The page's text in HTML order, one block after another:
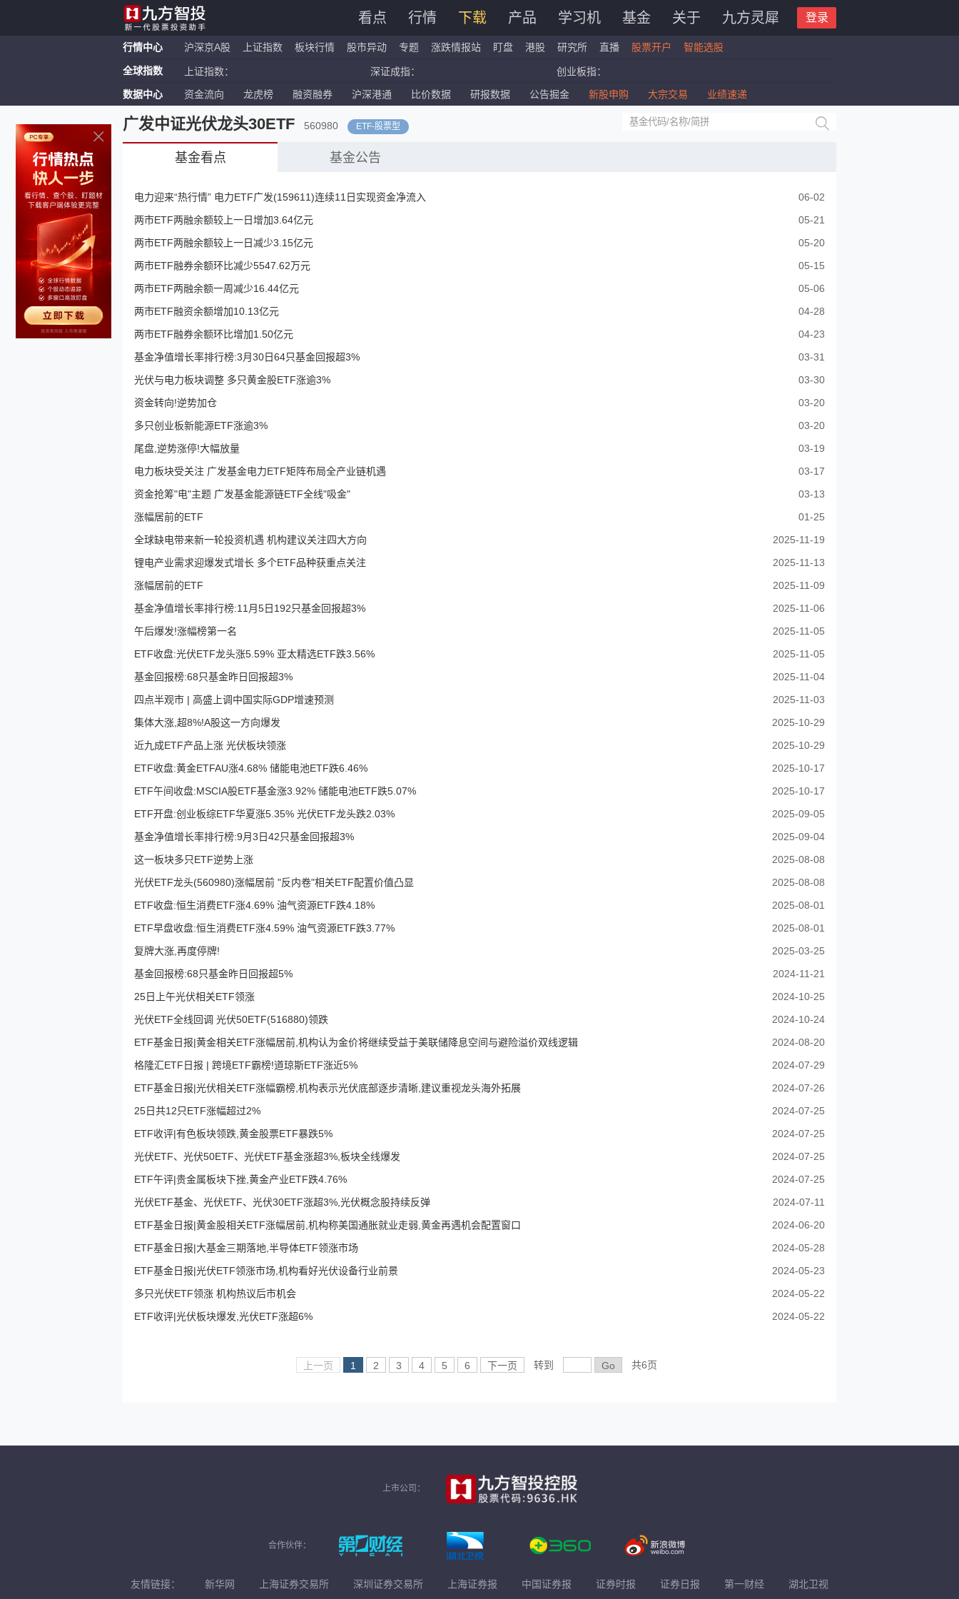
看点 行情 下载 产品 学习机 基金 关于 九方灵犀 登录
行情中心 沪深京A股 上证指数 板块行情 股市异动 专题 涨跌情报站 盯盘 港股 研究所 直播 股票开户 智能选股
全球指数 上证指数： 深证成指： 创业板指：
恒生指数： 国企指数： 红筹指数：
纳斯达克ETF： 标普500ETF：
数据中心 资金流向 龙虎榜 融资融券 沪深港通 比价数据 研报数据 公告掘金 新股申购 大宗交易 业绩速递
广发中证光伏龙头30ETF 560980 ETF-股票型
基金看点 基金公告
电力迎来“热行情” 电力ETF广发(159611)连续11日实现资金净流入
06-02
两市ETF两融余额较上一日增加3.64亿元
05-21
两市ETF两融余额较上一日减少3.15亿元
05-20
两市ETF融券余额环比减少5547.62万元
05-15
两市ETF两融余额一周减少16.44亿元
05-06
两市ETF融资余额增加10.13亿元
04-28
两市ETF融券余额环比增加1.50亿元
04-23
基金净值增长率排行榜:3月30日64只基金回报超3%
03-31
光伏与电力板块调整 多只黄金股ETF涨逾3%
03-30
资金转向!逆势加仓
03-20
多只创业板新能源ETF涨逾3%
03-20
尾盘,逆势涨停!大幅放量
03-19
电力板块受关注 广发基金电力ETF矩阵布局全产业链机遇
03-17
资金抢筹"电"主题 广发基金能源链ETF全线"吸金"
03-13
涨幅居前的ETF
01-25
全球缺电带来新一轮投资机遇 机构建议关注四大方向
2025-11-19
锂电产业需求迎爆发式增长 多个ETF品种获重点关注
2025-11-13
涨幅居前的ETF
2025-11-09
基金净值增长率排行榜:11月5日192只基金回报超3%
2025-11-06
午后爆发!涨幅榜第一名
2025-11-05
ETF收盘:光伏ETF龙头涨5.59% 亚太精选ETF跌3.56%
2025-11-05
基金回报榜:68只基金昨日回报超3%
2025-11-04
四点半观市 | 高盛上调中国实际GDP增速预测
2025-11-03
集体大涨,超8%!A股这一方向爆发
2025-10-29
近九成ETF产品上涨 光伏板块领涨
2025-10-29
ETF收盘:黄金ETFAU涨4.68% 储能电池ETF跌6.46%
2025-10-17
ETF午间收盘:MSCIA股ETF基金涨3.92% 储能电池ETF跌5.07%
2025-10-17
ETF开盘:创业板综ETF华夏涨5.35% 光伏ETF龙头跌2.03%
2025-09-05
基金净值增长率排行榜:9月3日42只基金回报超3%
2025-09-04
这一板块多只ETF逆势上涨
2025-08-08
光伏ETF龙头(560980)涨幅居前 "反内卷"相关ETF配置价值凸显
2025-08-08
ETF收盘:恒生消费ETF涨4.69% 油气资源ETF跌4.18%
2025-08-01
ETF早盘收盘:恒生消费ETF涨4.59% 油气资源ETF跌3.77%
2025-08-01
复牌大涨,再度停牌!
2025-03-25
基金回报榜:68只基金昨日回报超5%
2024-11-21
25日上午光伏相关ETF领涨
2024-10-25
光伏ETF全线回调 光伏50ETF(516880)领跌
2024-10-24
ETF基金日报|黄金相关ETF涨幅居前,机构认为金价将继续受益于美联储降息空间与避险溢价双线逻辑
2024-08-20
格隆汇ETF日报 | 跨境ETF霸榜!道琼斯ETF涨近5%
2024-07-29
ETF基金日报|光伏相关ETF涨幅霸榜,机构表示光伏底部逐步清晰,建议重视龙头海外拓展
2024-07-26
25日共12只ETF涨幅超过2%
2024-07-25
ETF收评|有色板块领跌,黄金股票ETF暴跌5%
2024-07-25
光伏ETF、光伏50ETF、光伏ETF基金涨超3%,板块全线爆发
2024-07-25
ETF午评|贵金属板块下挫,黄金产业ETF跌4.76%
2024-07-25
光伏ETF基金、光伏ETF、光伏30ETF涨超3%,光伏概念股持续反弹
2024-07-11
ETF基金日报|黄金股相关ETF涨幅居前,机构称美国通胀就业走弱,黄金再遇机会配置窗口
2024-06-20
ETF基金日报|大基金三期落地,半导体ETF领涨市场
2024-05-28
ETF基金日报|光伏ETF领涨市场,机构看好光伏设备行业前景
2024-05-23
多只光伏ETF领涨 机构热议后市机会
2024-05-22
ETF收评|光伏板块爆发,光伏ETF涨超6%
2024-05-22
上一页 1 2 3 4 5 6 下一页 转到 Go 共6页
上市公司：
合作伙伴：
友情链接： 新华网 上海证券交易所 深圳证券交易所 上海证券报 中国证券报 证券时报 证券日报 第一财经 湖北卫视